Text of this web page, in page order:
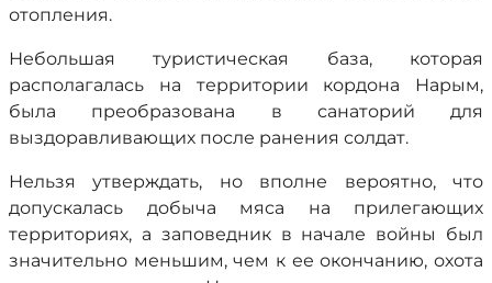
отопления.
Небольшая туристическая база, которая
располагалась на территории кордона Нарым,
была преобразована в санаторий для
выздоравливающих после ранения солдат.
Нельзя утверждать, но вполне вероятно, что
допускалась добыча мяса на прилегающих
территориях, а заповедник в начале войны был
значительно меньшим, чем к ее окончанию, охота